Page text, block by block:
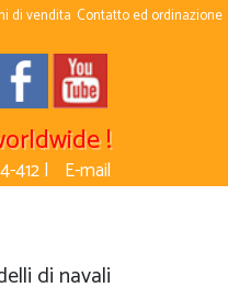
di vendita Contatto ed ordinazione
!
412 | E-mail
di navali